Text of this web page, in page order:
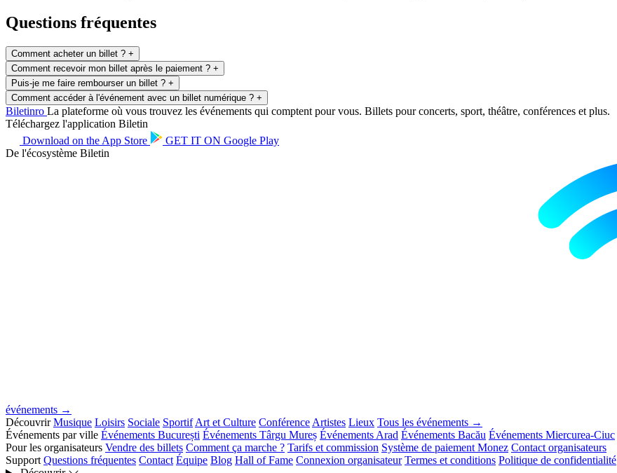
Questions fréquentes
Comment acheter un billet ? +
Comment recevoir mon billet après le paiement ? +
Puis-je me faire rembourser un billet ? +
Comment accéder à l'événement avec un billet numérique ? +
Biletinro La plateforme où vous trouvez les événements qui comptent pour vous. Billets pour concerts, sport, théâtre, conférences et plus.
Téléchargez l'application Biletin
Download on the App Store GET IT ON Google Play
De l'écosystème Biletin
événements →
Découvrir Musique Loisirs Sociale Sportif Art et Culture Conférence Artistes Lieux Tous les événements →
Événements par ville Événements București Événements Târgu Mureș Événements Arad Événements Bacău Événements Miercurea-Ciuc
Pour les organisateurs Vendre des billets Comment ça marche ? Tarifs et commission Système de paiement Monez Contact organisateurs
Support Questions fréquentes Contact Équipe Blog Hall of Fame Connexion organisateur Termes et conditions Politique de confidentialité